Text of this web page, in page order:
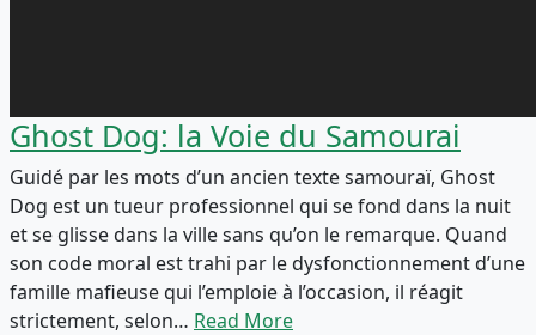
Ghost Dog: la Voie du Samourai
Guidé par les mots d’un ancien texte samouraï, Ghost
Dog est un tueur professionnel qui se fond dans la nuit
et se glisse dans la ville sans qu’on le remarque. Quand
son code moral est trahi par le dysfonctionnement d’une
famille mafieuse qui l’emploie à l’occasion, il réagit
strictement, selon… Read More